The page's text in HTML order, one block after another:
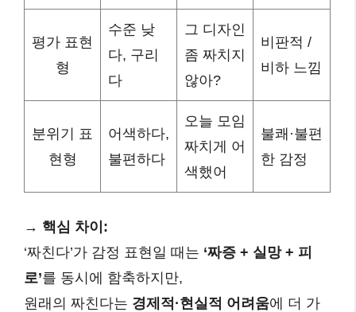
평가 표현
형
수준 낮
다, 구리
다
그 디자인
좀 짜치지
않아?
비판적 /
비하 느낌
분위기 표
현형
어색하다,
불편하다
오늘 모임
짜치게 어
색했어
불쾌·불편
한 감정
→ 핵심 차이:
‘짜친다’가 감정 표현일 때는 ‘짜증 + 실망 + 피
로’를 동시에 함축하지만,
원래의 짜친다는 경제적·현실적 어려움에 더 가